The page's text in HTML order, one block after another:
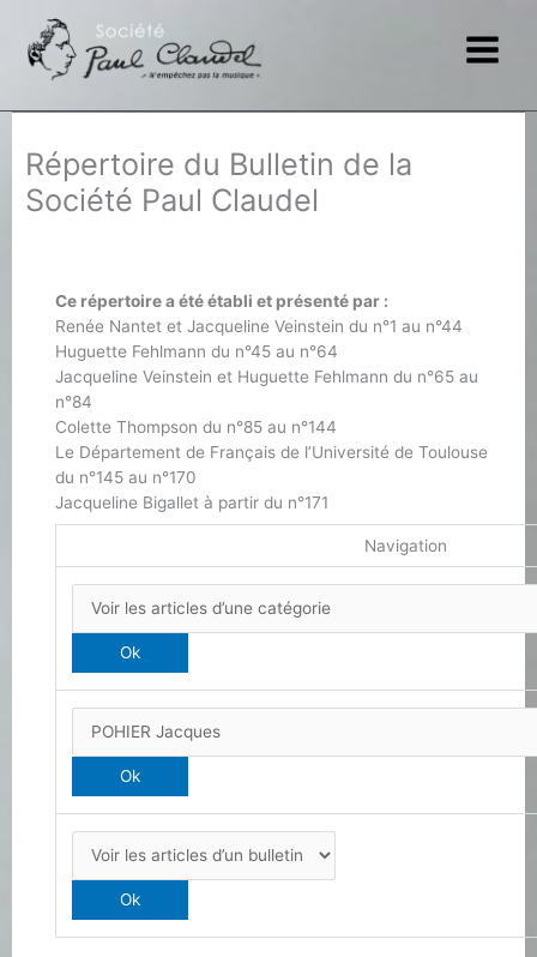
contenu
Répertoire du Bulletin de la
Société Paul Claudel
Ce répertoire a été établi et présenté par :
Renée Nantet et Jacqueline Veinstein du n°1 au n°44
Huguette Fehlmann du n°45 au n°64
Jacqueline Veinstein et Huguette Fehlmann du n°65 au
n°84
Colette Thompson du n°85 au n°144
Le Département de Français de l’Université de Toulouse
du n°145 au n°170
Jacqueline Bigallet à partir du n°171
Navigation